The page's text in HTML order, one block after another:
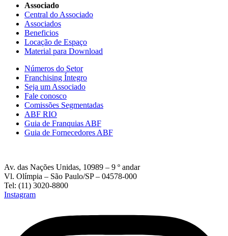
Associado
Central do Associado
Associados
Beneficios
Locação de Espaço
Material para Download
Números do Setor
Franchising Íntegro
Seja um Associado
Fale conosco
Comissões Segmentadas
ABF RIO
Guia de Franquias ABF
Guia de Fornecedores ABF
Av. das Nações Unidas, 10989 – 9 º andar
Vl. Olímpia – São Paulo/SP – 04578-000
Tel: (11) 3020-8800
Instagram